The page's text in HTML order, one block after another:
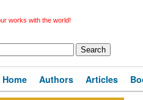
works with the world!
Home Authors Articles